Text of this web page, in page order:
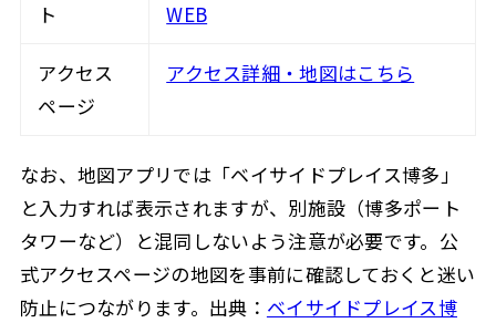
ト
WEB
アクセス
ページ
アクセス詳細・地図はこちら
なお、地図アプリでは「ベイサイドプレイス博多」
と入力すれば表示されますが、別施設（博多ポート
タワーなど）と混同しないよう注意が必要です。公
式アクセスページの地図を事前に確認しておくと迷い
防止につながります。出典： ベイサイドプレイス博